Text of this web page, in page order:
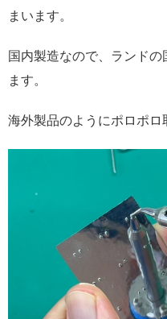
まいます。
国内製造なので、ランド
ます。
海外製品のようにポロポロ